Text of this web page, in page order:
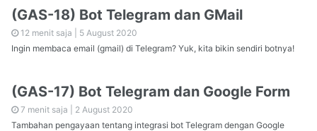
(GAS-18) Bot Telegram dan GMail
12 menit saja | 5 August 2020
Ingin membaca email (gmail) di Telegram? Yuk, kita bikin sendiri botnya!
(GAS-17) Bot Telegram dan Google Form
7 menit saja | 2 August 2020
Tambahan pengayaan tentang integrasi bot Telegram dengan Google